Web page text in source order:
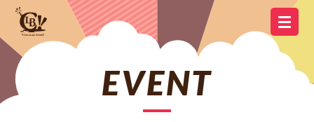
OFFICIAL SITE TOP
SCHEDULE DISCOGRAPHY
GOODS
YOUTUBE OFFICIAL LINE
OFFICIAL
EVENT